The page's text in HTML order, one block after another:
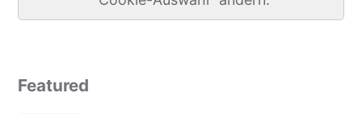
Featured